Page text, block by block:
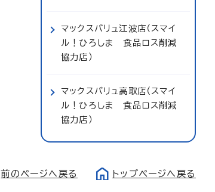
マックスバリュ江波店（スマイ
ル！ひろしま 食品ロス削減
協力店）
マックスバリュ高取店（スマイ
ル！ひろしま 食品ロス削減
協力店）
前のページへ戻る トップページへ戻る